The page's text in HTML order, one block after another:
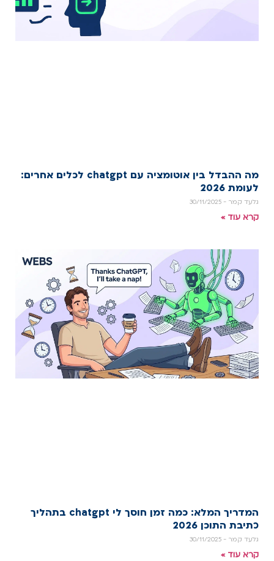
מה ההבדל בין אוטומציה עם chatgpt לכלים אחרים:
לעומת 2026
גלעד קמר
קרא עוד »
המדריך המלא: כמה זמן חוסך לי chatgpt בתהליך
כתיבת התוכן 2026
גלעד קמר
קרא עוד »